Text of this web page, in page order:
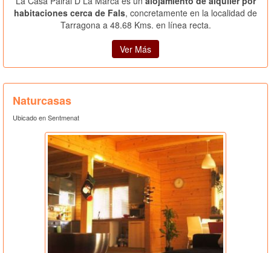
habitaciones cerca de Fals, concretamente en la localidad de
Tarragona a 48.68 Kms. en línea recta.
Ver Más
Naturcasas
Ubicado en Sentmenat